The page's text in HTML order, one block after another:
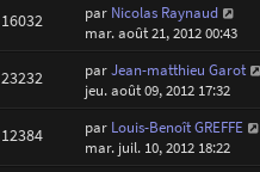
16032 par Nicolas Raynaud
mar. août 21, 2012 00:43
23232 parJean-matthieu Garot
jeu. août 09, 2012 17:32
12384 par Louis-Benoît GREFFE
mar. juil. 10, 2012 18:22